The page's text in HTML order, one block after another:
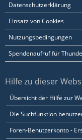
Datenschutzerklärung
Einsatz von Cookies
Nutzungsbedingungen
Spendenaufruf für
Hilfe zu dieser
Übersicht der Hilfe zur
Die Suchfunktion
Foren-Benutzerkonto -